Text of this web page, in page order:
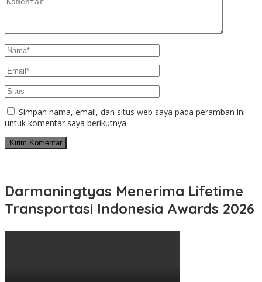
Simpan nama, email, dan situs web saya pada peramban ini
untuk komentar saya berikutnya.
Darmaningtyas Menerima Lifetime
Transportasi Indonesia Awards 2026